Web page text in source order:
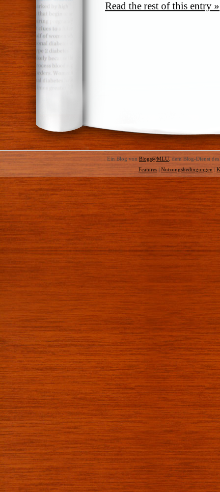
Read the rest of this entry »
Ein Blog von Blogs@MLU, dem Blog-Dienst des
Features | Nutzungsbedingungen |